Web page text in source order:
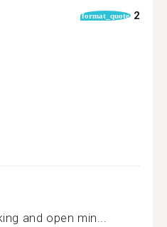
format_quote 2
and open min...